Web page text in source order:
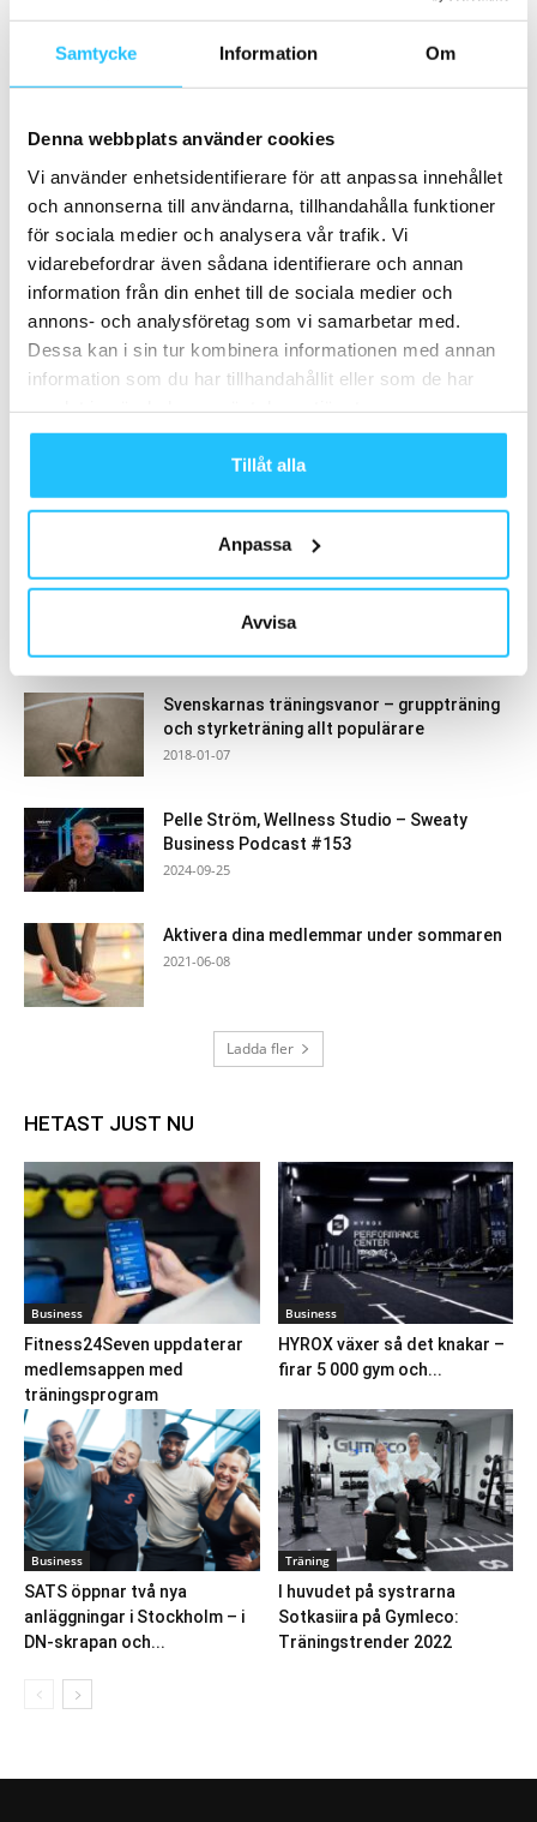
Samtycke Information Om
Denna webbplats använder cookies
Vi använder enhetsidentifierare för att anpassa innehållet
och annonserna till användarna, tillhandahålla funktioner
för sociala medier och analysera vår trafik. Vi
vidarebefordrar även sådana identifierare och annan
information från din enhet till de sociala medier och
annons- och analysföretag som vi samarbetar med.
Dessa kan i sin tur kombinera informationen med annan
information som du har tillhandahållit eller som de har
Tillåt alla
Anpassa
Avvisa
Technogym App
Digitalt
Yogobe tecknar samarbetsavtal med
Digitalt
Lönsamhetsprobem: Kvix planerar att
sälja eller lägga ned Kvix.tv och
Vahlery
Samarbete
Kraftmark/Vartex blir officiell distributör
2024-02-28
Svenskarnas träningsvanor – gruppträning
och styrketräning allt populärare
2018-01-07
Pelle Ström, Wellness Studio – Sweaty
Business Podcast #153
2024-09-25
Aktivera dina medlemmar under sommaren
2021-06-08
Ladda fler
HETAST JUST NU
Business
Fitness24Seven uppdaterar
medlemsappen med
träningsprogram
Business
HYROX växer så det knakar –
firar 5 000 gym och...
Business
SATS öppnar två nya
anläggningar i Stockholm – i
DN-skrapan och...
Träning
I huvudet på systrarna
Sotkasiira på Gymleco:
Träningstrender 2022